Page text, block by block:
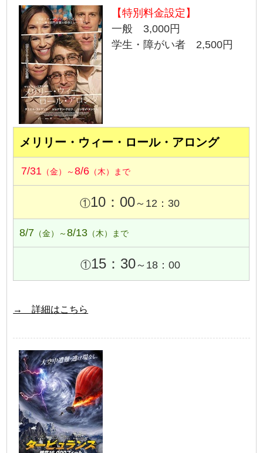
【特別料金設定】
一般 3,000円
学生・障がい者 2,500円
メリリー・ウィー・ロール・アロング
7/31 （金）～8/6 （木）まで
①10：00～12：30
8/7 （金）～8/13 （木）まで
①15：30～18：00
→ 詳細はこちら